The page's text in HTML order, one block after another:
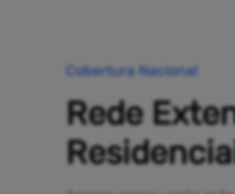
Cobertura Nacional
Rede